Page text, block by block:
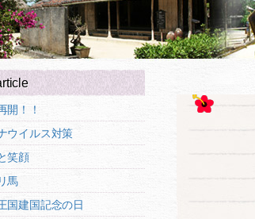
開！！
ウイルス対策
笑顔
馬
国建国記念の日